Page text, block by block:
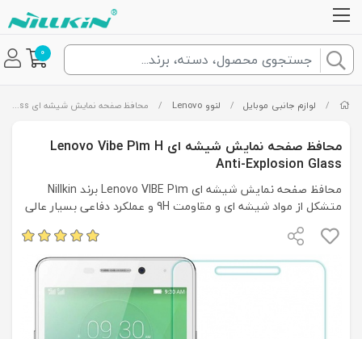
0
/ لوازم جانبی موبایل / لنوو Lenovo / محافظ صفحه نمایش شیشه ای Lenovo Vibe P1m H Anti-Explosion Glass
محافظ صفحه نمایش شیشه ای Lenovo Vibe P1m H
Anti-Explosion Glass
محافظ صفحه نمایش شیشه ای Lenovo VIBE P1m برند Nillkin
متشکل از مواد شیشه ای و مقاومت 9H و عملکرد دفاعی بسیار عالی